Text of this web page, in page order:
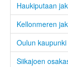
Haukiputaan
Kellonmeren
Oulun kaupunki
Siikajoen